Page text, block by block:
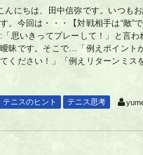
んにちは、田中信弥です。いつも
。今回は・・・【対戦相手は“敵”
「思いきってプレーして！」と言
昧です。そこで…「例えポイント
ください！」「例えリターンミス
テニスのヒント テニス思考